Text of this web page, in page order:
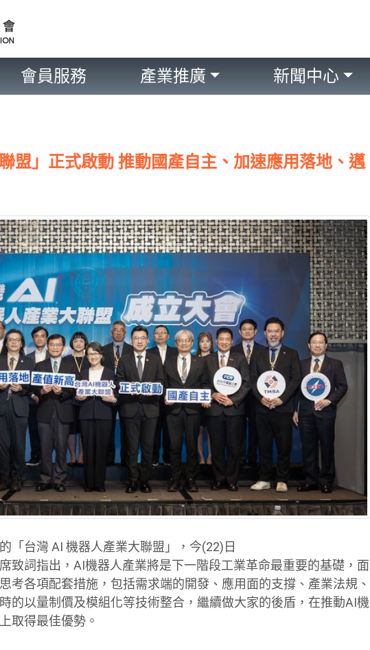
會員服務 產業推廣 新聞中心
盟」正式啟動 推動國產自主、加速應用落地、邁
「台灣 AI 機器人產業大聯盟」，今(22)日
致詞指出，AI機器人產業將是下一階段工業革命最重要的基礎，面
考各項配套措施，包括需求端的開發、應用面的支撐、產業法規、
的以量制價及模組化等技術整合，繼續做大家的後盾，在推動AI機
取得最佳優勢。